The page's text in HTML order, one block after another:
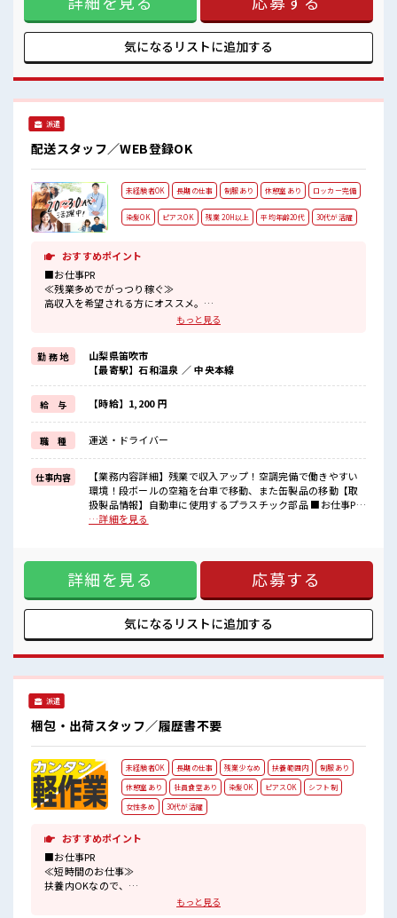
けど、 しっかり働く環境が整っています！ イチからスキル
UP・ステップUP目指していきましょう！ ≪自分に合った期
間で働ける≫ 福利厚生が整った派遣のお仕事です！ ■職場の
雰囲気 派手すぎなければ多少のヘアカラーもOKなのはウレシ
こから経験積んでいきましょ！
気になるリストに追加する
派遣
配送スタッフ／WEB登録OK
未経験者OK 長期の仕事 制服あり 休憩室あり ロッカー完備
染髪OK ピアスOK 残業 20H以上 平均年齢20代 30代が活躍
おすすめポイント
■お仕事PR
≪残業多めでがっつり稼ぐ≫
高収入を希望される方にオススメ。
残業は月20時間以上あります♪
明るすぎたり奇抜でなければ基本的に自由！
(規定有)≪機能的な制服アリ≫
制服があるので、
毎日の服装の悩み解消♪
≪未経験でも活躍できる≫
新しいことにチャレンジするのは不安だけど、
しっかり働く環境が整っています！
イチからスキルUP・ステップUP目指していきましょう！
■職場の雰囲気
明るすぎたり奇抜過ぎなければヘアカラーOK！
20代が多数活躍中！
社会人経験が浅くてもOK！
もっと見る
勤 務 地
山梨県笛吹市
【最寄駅】石和温泉 ／ 中央本線
給 与 【時給】1,200 円
職 種 運送・ドライバー
仕事内容
【業務内容詳細】残業で収入アップ！空調完備で働きやすい
環境！段ボールの空箱を台車で移動、また缶製品の移動【取
扱製品情報】自動車に使用するプラスチック部品 ■お仕事PR
≪残業多めでがっつり稼ぐ≫ 高収入を希望される方にオスス
由！ (規定有)≪機能的な制服アリ≫ 制服があるので、 毎日の
服装の悩み解消♪ ≪未経験でも活躍できる≫ 新しいことにチ
ャレンジするのは不安だけど、 しっかり働く環境が整ってい
ます！ イチからスキルUP・ステップUP目指していきましょ
ーOK！ 20代が多数活躍中！ 社会人経験が浅くてもOK！ ここ
ュ！
…詳細を見る
詳細を見る 応募する
気になるリストに追加する
派遣
梱包・出荷スタッフ／履歴書不要
未経験者OK 長期の仕事 残業少なめ 扶養範囲内
制服あり
休憩室あり
社員食堂あり 染髪OK ピアスOK
シフト制
女性多め
30代が活躍
おすすめポイント
■お仕事PR
≪短時間のお仕事≫
扶養内OKなので、
主婦&主夫さんも気軽にご応募くださいね♪
もっと見る